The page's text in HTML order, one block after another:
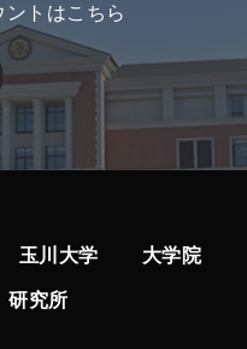
トはこちら
玉川大学 大学院
研究所